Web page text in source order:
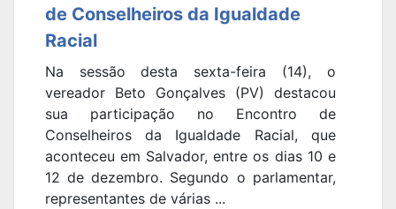
de Conselheiros da Igualdade
Racial
Na sessão desta sexta-feira (14), o
vereador Beto Gonçalves (PV) destacou
sua participação no Encontro de
Conselheiros da Igualdade Racial, que
aconteceu em Salvador, entre os dias 10 e
12 de dezembro. Segundo o parlamentar,
representantes de várias ...